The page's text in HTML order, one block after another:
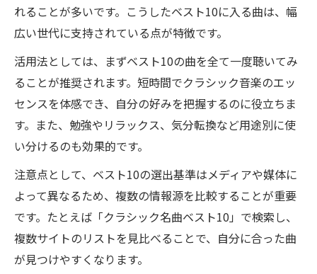
れることが多いです。こうしたベスト10に入る曲は、幅
広い世代に支持されている点が特徴です。
活用法としては、まずベスト10の曲を全て一度聴いてみ
ることが推奨されます。短時間でクラシック音楽のエッ
センスを体感でき、自分の好みを把握するのに役立ちま
す。また、勉強やリラックス、気分転換など用途別に使
い分けるのも効果的です。
注意点として、ベスト10の選出基準はメディアや媒体に
よって異なるため、複数の情報源を比較することが重要
です。たとえば「クラシック名曲ベスト10」で検索し、
複数サイトのリストを見比べることで、自分に合った曲
が見つけやすくなります。